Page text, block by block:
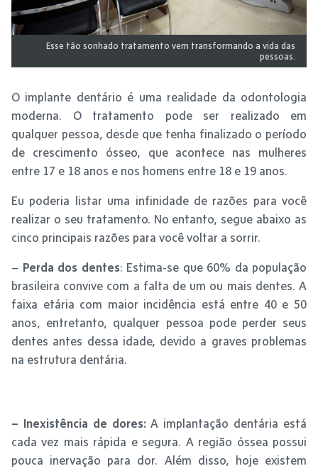
Esse tão sonhado tratamento vem transformando a vida das
pessoas.
O implante dentário é uma realidade da odontologia
moderna. O tratamento pode ser realizado em
qualquer pessoa, desde que tenha finalizado o período
de crescimento ósseo, que acontece nas mulheres
entre 17 e 18 anos e nos homens entre 18 e 19 anos.
Eu poderia listar uma infinidade de razões para você
realizar o seu tratamento. No entanto, segue abaixo as
cinco principais razões para você voltar a sorrir.
– Perda dos dentes: Estima-se que 60% da população
brasileira convive com a falta de um ou mais dentes. A
faixa etária com maior incidência está entre 40 e 50
anos, entretanto, qualquer pessoa pode perder seus
dentes antes dessa idade, devido a graves problemas
na estrutura dentária.
– Inexistência de dores:A implantação dentária está
cada vez mais rápida e segura. A região óssea possui
pouca inervação para dor. Além disso, hoje existem